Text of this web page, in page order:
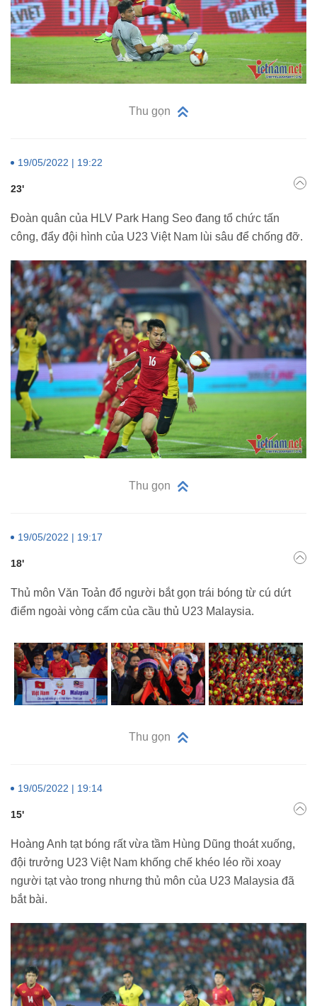
Thu gọn
19/05/2022 | 19:22
23'
Đoàn quân của HLV Park Hang Seo đang tổ chức tấn
công, đẩy đội hình của U23 Việt Nam lùi sâu để chống đỡ.
Thu gọn
19/05/2022 | 19:17
18'
Thủ môn Văn Toản đổ người bắt gọn trái bóng từ cú dứt
điểm ngoài vòng cấm của cầu thủ U23 Malaysia.
Thu gọn
19/05/2022 | 19:14
15'
Hoàng Anh tạt bóng rất vừa tầm Hùng Dũng thoát xuống,
đội trưởng U23 Việt Nam khống chế khéo léo rồi xoay
người tạt vào trong nhưng thủ môn của U23 Malaysia đã
bắt bài.